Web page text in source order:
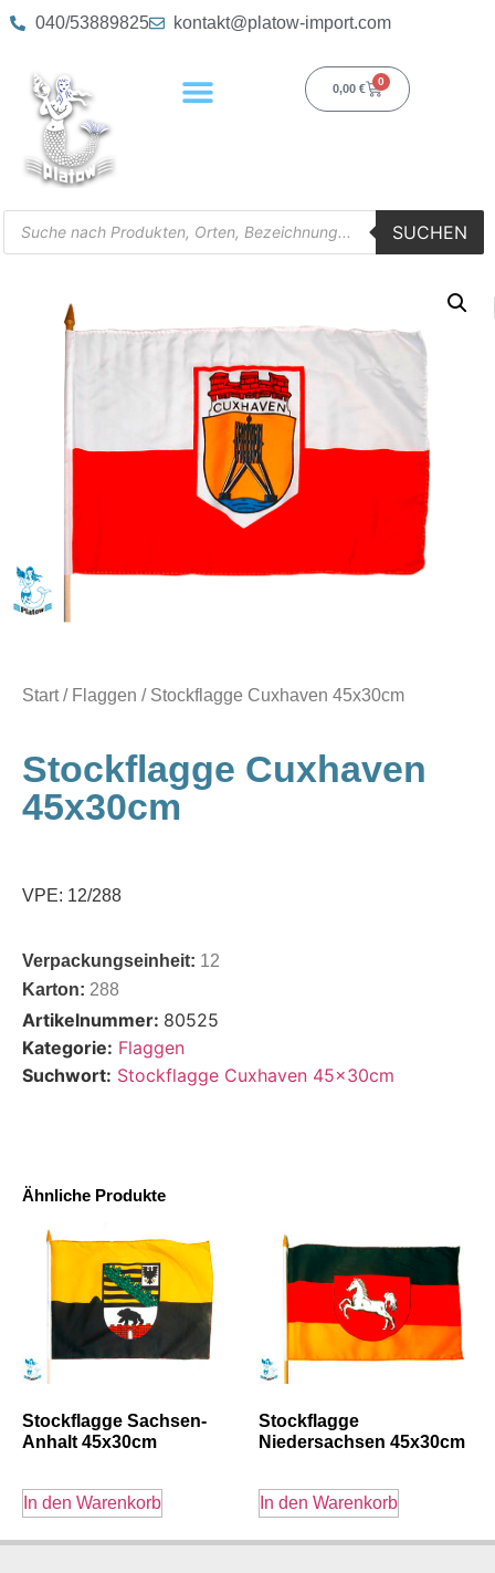
040/53889825 kontakt@platow-import.com
0,00 €
0
SUCHEN
Start/ Flaggen / Stockflagge Cuxhaven 45x30cm
Stockflagge Cuxhaven
45x30cm
VPE: 12/288
Verpackungseinheit: 12
Karton: 288
Artikelnummer: 80525
Kategorie: Flaggen
Suchwort: Stockflagge Cuxhaven 45x30cm
Ähnliche Produkte
Stockflagge Sachsen-
Anhalt 45x30cm
In den Warenkorb
Stockflagge
Niedersachsen 45x30cm
In den Warenkorb